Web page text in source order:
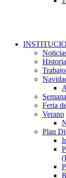
Feria
Verano
Plan